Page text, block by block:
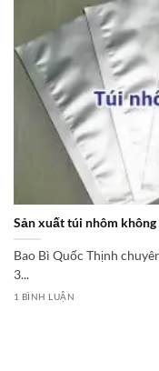
Sản xuất túi nhôm
Bao Bì Quốc Thịnh
3...
1 BÌNH LUẬN